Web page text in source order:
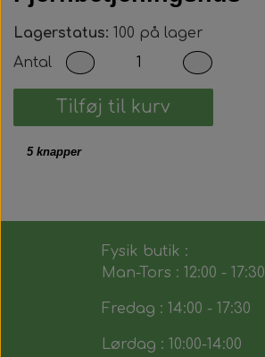
Lagerstatus: 100 på lager
Antal
Tilføj til kurv
5 knapper
Fysik butik :
Man-Tors : 12:00 - 17:30
Fredag : 14:00 - 17:30
Lørdag : 10:00-14:00